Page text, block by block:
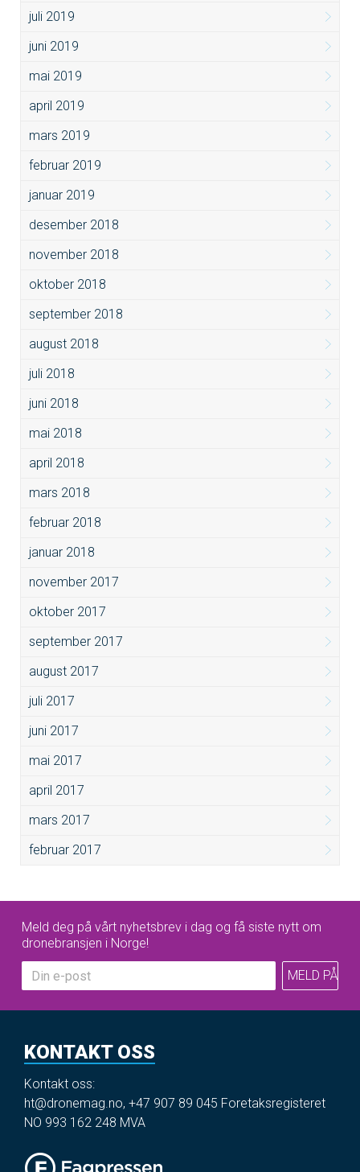
juli 2019
juni 2019
mai 2019
april 2019
mars 2019
februar 2019
januar 2019
desember 2018
november 2018
oktober 2018
september 2018
august 2018
juli 2018
juni 2018
mai 2018
april 2018
mars 2018
februar 2018
januar 2018
november 2017
oktober 2017
september 2017
august 2017
juli 2017
juni 2017
mai 2017
april 2017
mars 2017
februar 2017
Meld deg på vårt nyhetsbrev i dag og få siste nytt om
dronebransjen i Norge!
KONTAKT OSS
Kontakt oss:
ht@dronemag.no, +47 907 89 045 Foretaksregisteret
NO 993 162 248 MVA